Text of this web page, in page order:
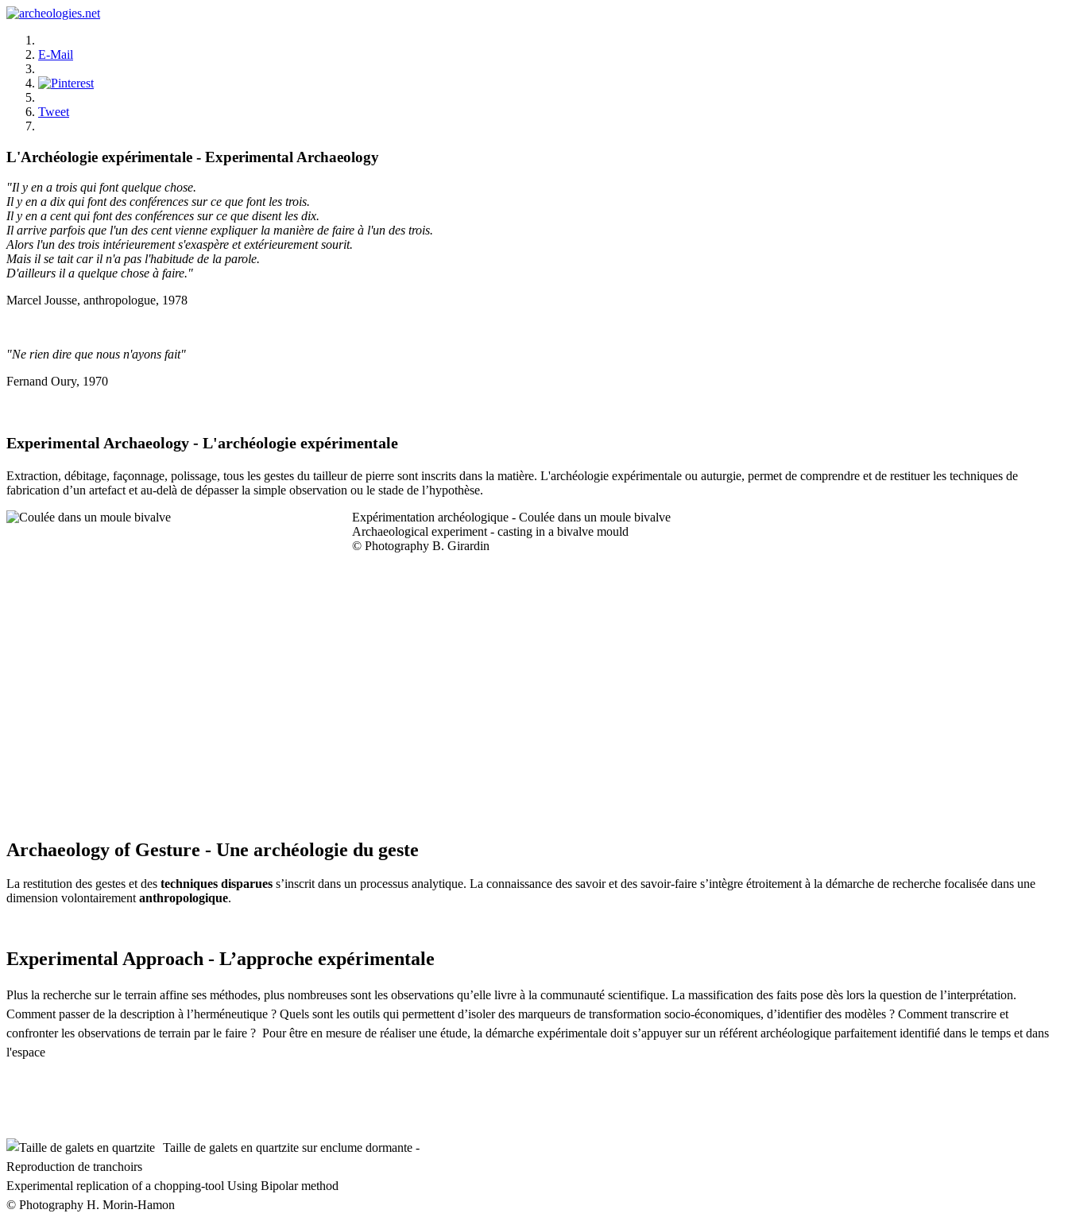
E-Mail
Tweet
L'Archéologie expérimentale - Experimental Archaeology
"Il y en a trois qui font quelque chose.
Il y en a dix qui font des conférences sur ce que font les trois.
Il y en a cent qui font des conférences sur ce que disent les dix.
Il arrive parfois que l'un des cent vienne expliquer la manière de faire à l'un des trois.
Alors l'un des trois intérieurement s'exaspère et extérieurement sourit.
Mais il se tait car il n'a pas l'habitude de la parole.
D'ailleurs il a quelque chose à faire."
Marcel Jousse, anthropologue, 1978
"Ne rien dire que nous n'ayons fait"
Fernand Oury, 1970
Experimental Archaeology - L'archéologie expérimentale
Extraction, débitage, façonnage, polissage, tous les gestes du tailleur de pierre sont inscrits dans la matière. L'archéologie expérimentale ou auturgie, permet de comprendre et de restituer les techniques de
fabrication d’un artefact et au-delà de dépasser la simple observation ou le stade de l’hypothèse.
Expérimentation archéologique - Coulée dans un moule bivalve
Archaeological experiment - casting in a bivalve mould
© Photography B. Girardin
Archaeology of Gesture - Une archéologie du geste
La restitution des gestes et des techniques disparues s’inscrit dans un processus analytique. La connaissance des savoir et des savoir-faire s’intègre étroitement à la démarche de recherche focalisée dans une
dimension volontairement anthropologique.
Experimental Approach - L’approche expérimentale
Plus la recherche sur le terrain affine ses méthodes, plus nombreuses sont les observations qu’elle livre à la communauté scientifique. La massification des faits pose dès lors la question de l’interprétation.
Comment passer de la description à l’herméneutique ? Quels sont les outils qui permettent d’isoler des marqueurs de transformation socio-économiques, d’identifier des modèles ? Comment transcrire et
confronter les observations de terrain par le faire ? Pour être en mesure de réaliser une étude, la démarche expérimentale doit s’appuyer sur un référent archéologique parfaitement identifié dans le temps et dans
l'espace
Taille de galets en quartzite sur enclume dormante -
Reproduction de tranchoirs
Experimental replication of a chopping-tool Using Bipolar method
© Photography H. Morin-Hamon